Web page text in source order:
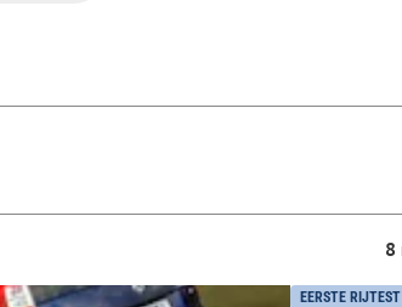
8
EERSTE RIJTEST